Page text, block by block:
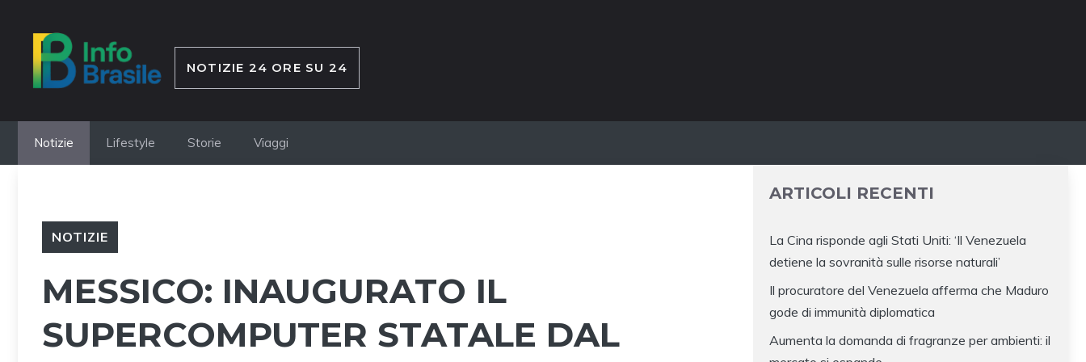
contenuto
NOTIZIE 24 ORE SU 24
Notizie Lifestyle Storie Viaggi
NOTIZIE
MESSICO: INAUGURATO IL
SUPERCOMPUTER STATALE DAL
ARTICOLI RECENTI
La Cina risponde agli Stati Uniti: ‘Il Venezuela
detiene la sovranità sulle risorse naturali’
Il procuratore del Venezuela afferma che Maduro
gode di immunità diplomatica
Aumenta la domanda di fragranze per ambienti: il